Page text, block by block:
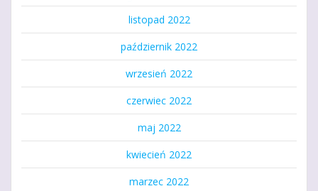
listopad 2022
październik 2022
wrzesień 2022
czerwiec 2022
maj 2022
kwiecień 2022
marzec 2022